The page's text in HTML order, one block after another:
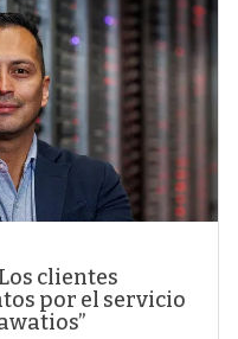
clientes
por el servicio